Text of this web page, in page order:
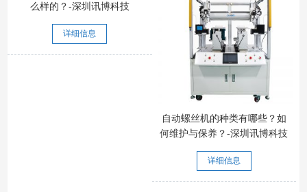
么样的？-深圳讯博科技
详细信息
自动螺丝机的种类有哪些？如
何维护与保养？-深圳讯博科技
详细信息